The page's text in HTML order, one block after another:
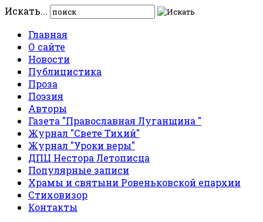
Искать...
Главная
О сайте
Новости
Публицистика
Проза
Поэзия
Авторы
Газета "Православная Луганщина "
Журнал "Свете Тихий"
Журнал "Уроки веры"
ДПЦ Нестора Летописца
Популярные записи
Храмы и святыни Ровеньковской епархии
Стиховизор
Контакты